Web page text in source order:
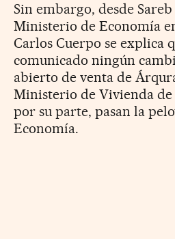
Sin embargo, desde Sareb
Ministerio de Economía
Carlos Cuerpo se explica
comunicado ningún
abierto de venta de
Ministerio de Vivienda de
por su parte, pasan la
Economía.